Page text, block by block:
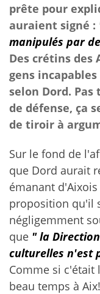
prête pour
auraient signé :
manipulés par
Des crétins des
gens
selon Dord.
de défense, ça
de tiroir à
Sur le fond de
que Dord aurait
émanant
proposition qu'il
négligemment
que " la
culturelles n'est
Comme si c'était
beau temps à